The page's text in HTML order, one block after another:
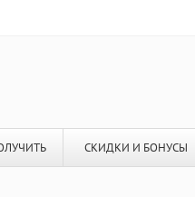
СКИДКИ И БОНУСЫ